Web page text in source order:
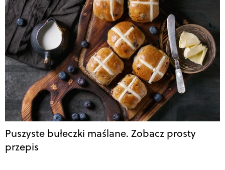
Puszyste bułeczki maślane. Zobacz prosty
przepis